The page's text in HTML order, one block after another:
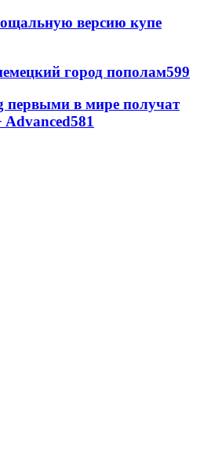
версию купе
город пополам599
первыми в мире получат
Advanced581